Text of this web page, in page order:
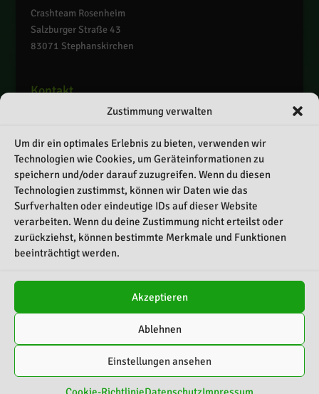
Zustimmung verwalten
Um dir ein optimales Erlebnis zu bieten, verwenden wir
Technologien wie Cookies, um Geräteinformationen zu
speichern und/oder darauf zuzugreifen. Wenn du diesen
Technologien zustimmst, können wir Daten wie das
Surfverhalten oder eindeutige IDs auf dieser Website
verarbeiten. Wenn du deine Zustimmung nicht erteilst oder
zurückziehst, können bestimmte Merkmale und Funktionen
beeinträchtigt werden.
Akzeptieren
Ablehnen
Einstellungen ansehen
Crashteam Rosenheim
Salzburger Straße 43
83071 Stephanskirchen
Kontakt
Telefon: 0151 / 55069337
Web: www.crashteam-rosenheim.de
Schnellnavigation
Kontakt
Impressum
Datenschutz
Copyright Crashteam Rosenheim